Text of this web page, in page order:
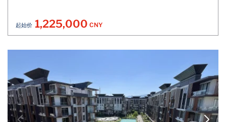
起始价 1,225,000 CNY